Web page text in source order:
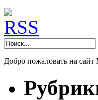
Добро пожаловать на